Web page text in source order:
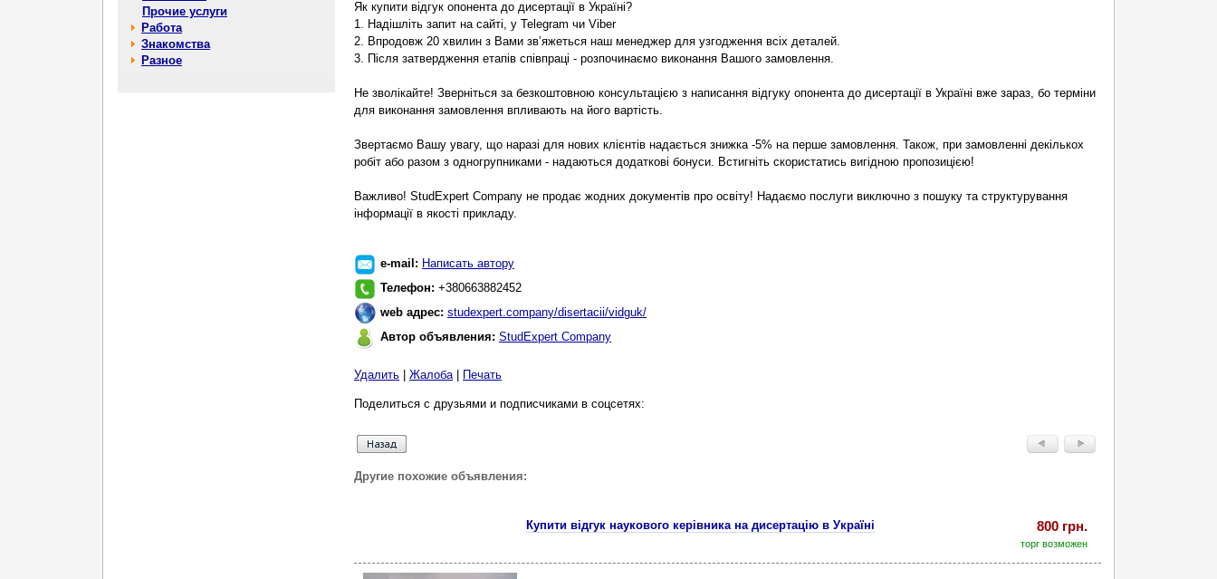
Прочие услуги
Работа
Знакомства
Разное
Як купити відгук опонента до дисертації в Україні?
1. Надішліть запит на сайті, у Telegram чи Viber
2. Впродовж 20 хвилин з Вами зв’яжеться наш менеджер для узгодження всіх деталей.
3. Після затвердження етапів співпраці - розпочинаємо виконання Вашого замовлення.
Не зволікайте! Зверніться за безкоштовною консультацією з написання відгуку опонента до дисертації в Україні вже зараз, бо терміни
для виконання замовлення впливають на його вартість.
Звертаємо Вашу увагу, що наразі для нових клієнтів надається знижка -5% на перше замовлення. Також, при замовленні декількох
робіт або разом з одногрупниками - надаються додаткові бонуси. Встигніть скористатись вигідною пропозицією!
Важливо! StudExpert Company не продає жодних документів про освіту! Надаємо послуги виключно з пошуку та структурування
інформації в якості прикладу.
e-mail: Написать автору
Телефон: +380663882452
web адрес: studexpert.company/disertacii/vidguk/
Автор объявления: StudExpert Company
Удалить Жалоба| Печать
Поделиться с друзьями и подписчиками в соцсетях:
Другие похожие объявления:
Купити відгук наукового керівника на дисертацію в Україні 800 грн.
торг возможен